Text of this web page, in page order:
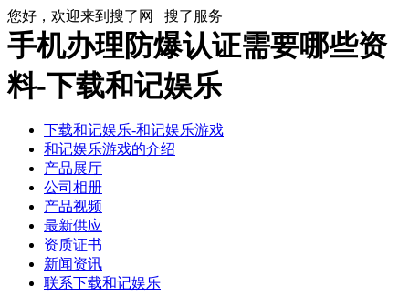
您好，欢迎来到搜了网 搜了服务
手机办理防爆认证需要哪些资
料-下载和记娱乐
下载和记娱乐-和记娱乐游戏
和记娱乐游戏的介绍
产品展厅
公司相册
产品视频
最新供应
资质证书
新闻资讯
联系下载和记娱乐